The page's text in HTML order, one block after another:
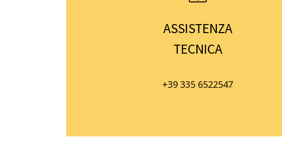
ASSISTENZA
TECNICA
+39 335 6522547